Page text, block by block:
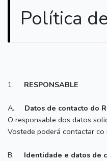
Política
1. RESPONSABLE
A. Datos de contacto do
O responsable dos datos
Vostede poderá contactar
B. Identidade e datos de